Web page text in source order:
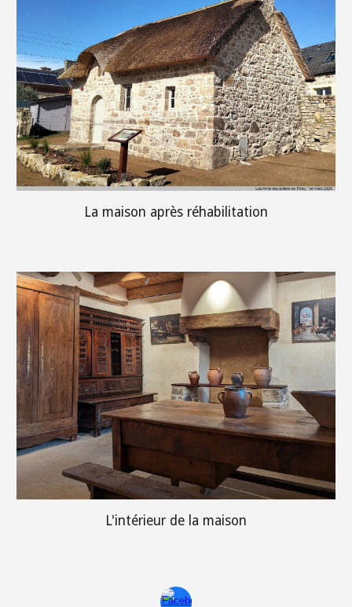
La maison après réhabilitation
L'intérieur de la maison